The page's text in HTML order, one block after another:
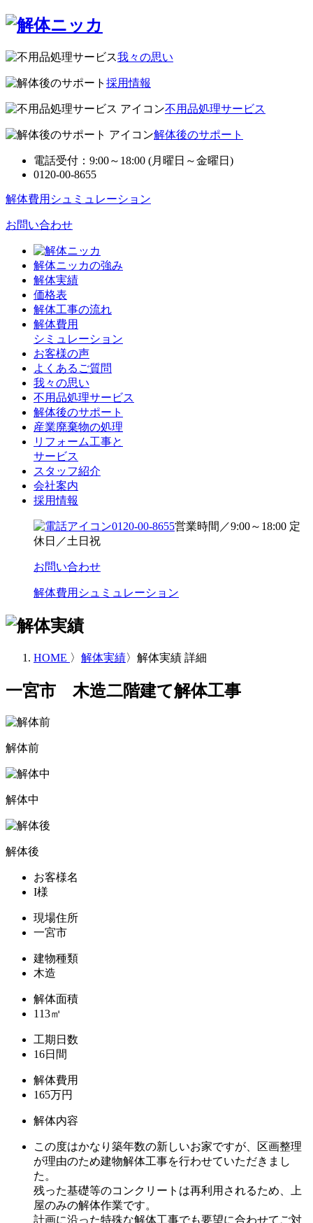
我々の思い
採用情報
不用品処理サービス
解体後のサポート
電話受付：9:00～18:00 (月曜日～金曜日)
0120-00-8655
解体費用シュミュレーション
お問い合わせ
解体ニッカの強み
解体実績
価格表
解体工事の流れ
解体費用
シミュレーション
お客様の声
よくあるご質問
我々の思い
不用品処理サービス
解体後のサポート
産業廃棄物の処理
リフォーム工事と
サービス
スタッフ紹介
会社案内
採用情報
0120-00-8655営業時間／9:00～18:00 定
休日／土日祝
お問い合わせ
解体費用シュミュレーション
HOME 〉 解体実績〉 解体実績 詳細
一宮市 木造二階建て解体工事
解体前
解体中
解体後
お客様名
I様
現場住所
一宮市
建物種類
木造
解体面積
113㎡
工期日数
16日間
解体費用
165万円
解体内容
この度はかなり築年数の新しいお家ですが、区画整理
が理由のため建物解体工事を行わせていただきまし
た。
残った基礎等のコンクリートは再利用されるため、上
屋のみの解体作業です。
計画に沿った特殊な解体工事でも要望に合わせてご対